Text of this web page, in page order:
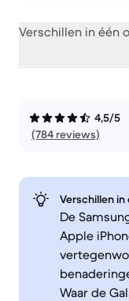
Verschillen in één
4,5/5
(784 reviews)
Verschillen
De
Apple
Waar de